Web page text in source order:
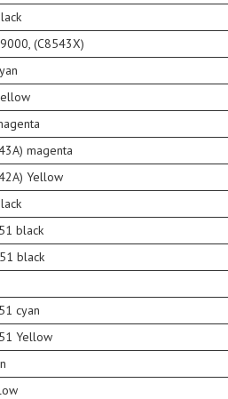
(C8543X)
magenta
Yellow
black
black
cyan
Yellow